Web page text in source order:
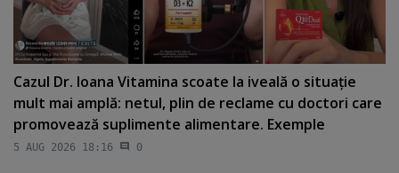
Cazul Dr. Ioana Vitamina scoate la iveală o situaţie
mult mai amplă: netul, plin de reclame cu doctori care
promovează suplimente alimentare. Exemple
5 AUG 2026 18:16 0